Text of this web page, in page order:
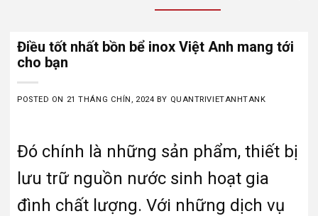
Điều tốt nhất bồn bể inox Việt Anh mang tới
cho bạn
POSTED ON 21 THÁNG CHÍN, 2024 BY QUANTRIVIETANHTANK
Đó chính là những sản phẩm, thiết bị
lưu trữ nguồn nước sinh hoạt gia
đình chất lượng. Với những dịch vụ